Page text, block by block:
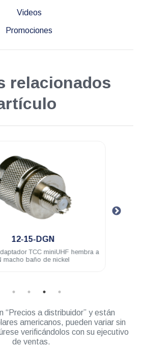
Videos
Promociones
relacionados
12-15-DGN
TCC miniUHF hembra a
macho baño de nickel
“Precios a distribuidor” y están
americanos, pueden variar sin
verificándolos con su ejecutivo
de ventas.